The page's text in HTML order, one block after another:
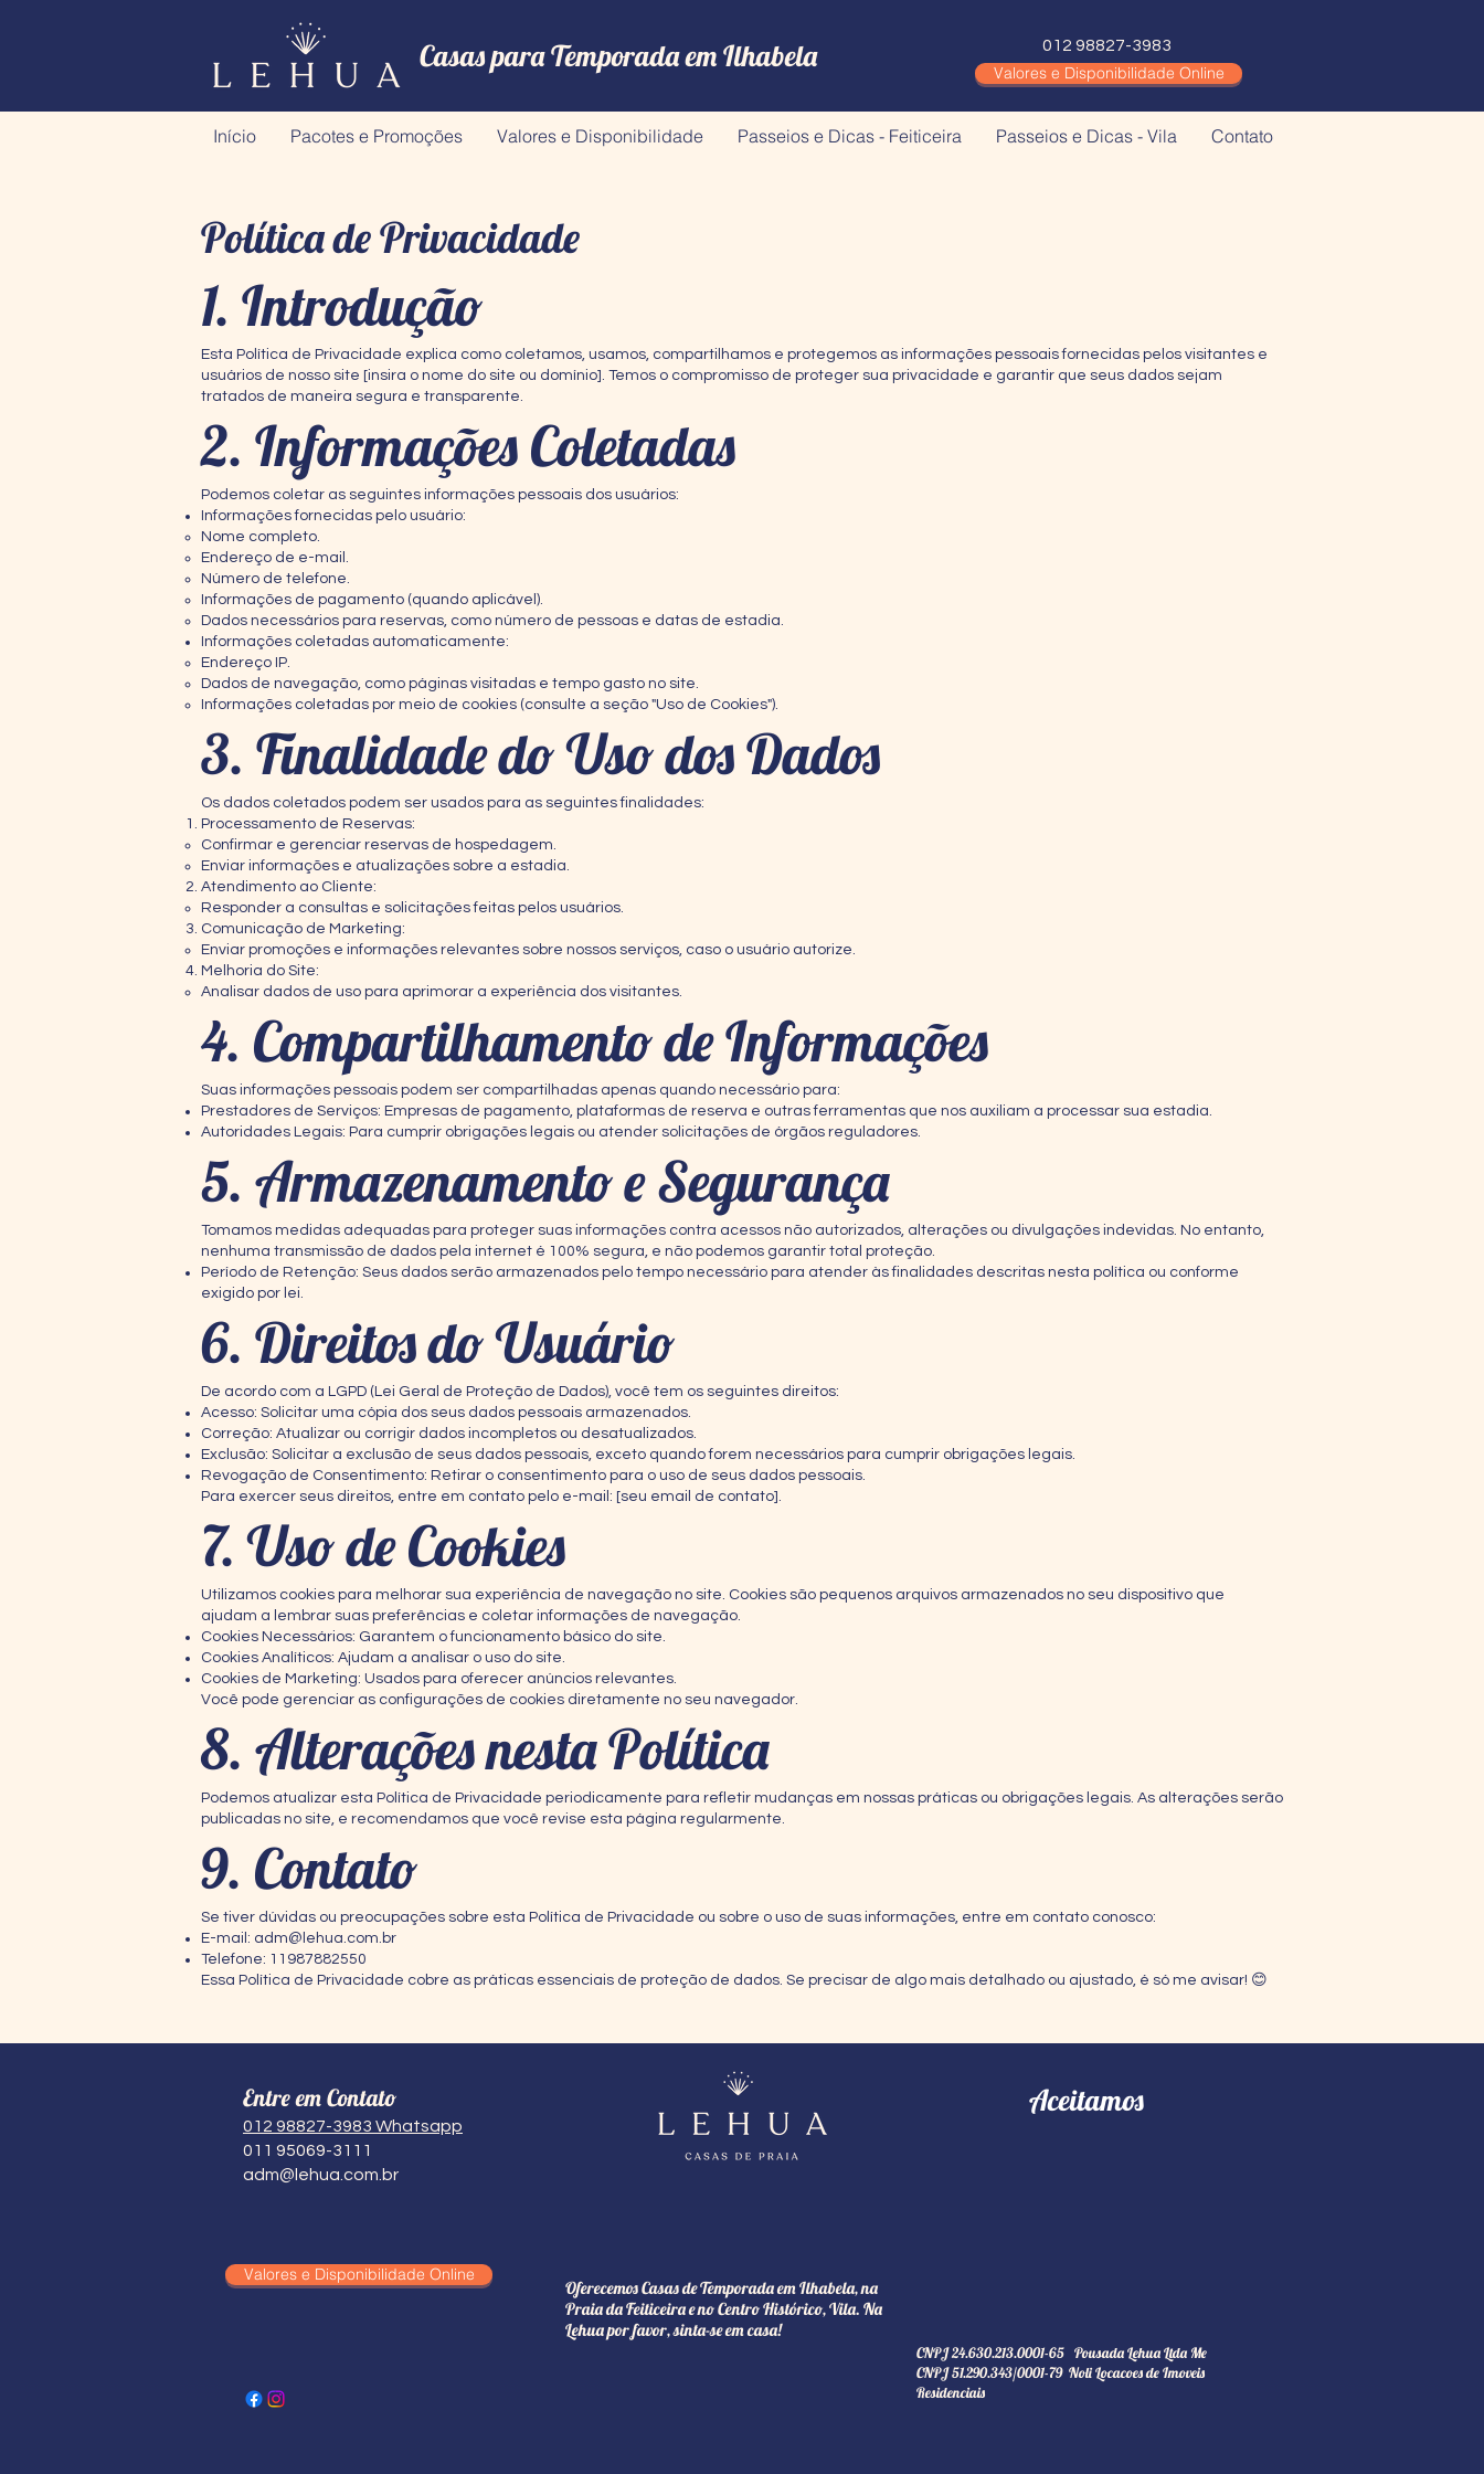
Casas para Temporada em Ilhabela 012 98827-3983
Valores e Disponibilidade Online
Início Pacotes e Promoções Valores e Disponibilidade Passeios e Dicas - Feiticeira Passeios e Dicas - Vila Contato
Política de Privacidade
1. Introdução
Esta Política de Privacidade explica como coletamos, usamos, compartilhamos e protegemos as informações pessoais fornecidas pelos visitantes e
usuários de nosso site [insira o nome do site ou domínio]. Temos o compromisso de proteger sua privacidade e garantir que seus dados sejam
tratados de maneira segura e transparente.
2. Informações Coletadas
Podemos coletar as seguintes informações pessoais dos usuários:
Informações fornecidas pelo usuário:
Nome completo.
Endereço de e-mail.
Número de telefone.
Informações de pagamento (quando aplicável).
Dados necessários para reservas, como número de pessoas e datas de estadia.
Informações coletadas automaticamente:
Endereço IP.
Dados de navegação, como páginas visitadas e tempo gasto no site.
Informações coletadas por meio de cookies (consulte a seção "Uso de Cookies").
3. Finalidade do Uso dos Dados
Os dados coletados podem ser usados para as seguintes finalidades:
Processamento de Reservas:
Confirmar e gerenciar reservas de hospedagem.
Enviar informações e atualizações sobre a estadia.
Atendimento ao Cliente:
Responder a consultas e solicitações feitas pelos usuários.
Comunicação de Marketing:
Enviar promoções e informações relevantes sobre nossos serviços, caso o usuário autorize.
Melhoria do Site:
Analisar dados de uso para aprimorar a experiência dos visitantes.
4. Compartilhamento de Informações
Suas informações pessoais podem ser compartilhadas apenas quando necessário para:
Prestadores de Serviços: Empresas de pagamento, plataformas de reserva e outras ferramentas que nos auxiliam a processar sua estadia.
Autoridades Legais: Para cumprir obrigações legais ou atender solicitações de órgãos reguladores.
5. Armazenamento e Segurança
Tomamos medidas adequadas para proteger suas informações contra acessos não autorizados, alterações ou divulgações indevidas. No entanto,
nenhuma transmissão de dados pela internet é 100% segura, e não podemos garantir total proteção.
Período de Retenção: Seus dados serão armazenados pelo tempo necessário para atender às finalidades descritas nesta política ou conforme
exigido por lei.
6. Direitos do Usuário
De acordo com a LGPD (Lei Geral de Proteção de Dados), você tem os seguintes direitos:
Acesso: Solicitar uma cópia dos seus dados pessoais armazenados.
Correção: Atualizar ou corrigir dados incompletos ou desatualizados.
Exclusão: Solicitar a exclusão de seus dados pessoais, exceto quando forem necessários para cumprir obrigações legais.
Revogação de Consentimento: Retirar o consentimento para o uso de seus dados pessoais.
Para exercer seus direitos, entre em contato pelo e-mail: [seu email de contato].
7. Uso de Cookies
Utilizamos cookies para melhorar sua experiência de navegação no site. Cookies são pequenos arquivos armazenados no seu dispositivo que
ajudam a lembrar suas preferências e coletar informações de navegação.
Cookies Necessários: Garantem o funcionamento básico do site.
Cookies Analíticos: Ajudam a analisar o uso do site.
Cookies de Marketing: Usados para oferecer anúncios relevantes.
Você pode gerenciar as configurações de cookies diretamente no seu navegador.
8. Alterações nesta Política
Podemos atualizar esta Política de Privacidade periodicamente para refletir mudanças em nossas práticas ou obrigações legais. As alterações serão
publicadas no site, e recomendamos que você revise esta página regularmente.
9. Contato
Se tiver dúvidas ou preocupações sobre esta Política de Privacidade ou sobre o uso de suas informações, entre em contato conosco:
E-mail: adm@lehua.com.br
Telefone: 11987882550
Essa Política de Privacidade cobre as práticas essenciais de proteção de dados. Se precisar de algo mais detalhado ou ajustado, é só me avisar! 😊
Entre em Contato
012 98827-3983 Whatsapp
011 95069-3111
adm@lehua.com.br
Valores e Disponibilidade Online
Aceitamos
Oferecemos Casas de Temporada em Ilhabela, na
Praia da Feiticeira e no Centro Histórico, Vila. Na
Lehua por favor, sinta-se em casa!
CNPJ 24.630.213.0001-65 Pousada Lehua Ltda Me
CNPJ 51.290.343/0001-79 Noli Locacoes de Imoveis
Residenciais